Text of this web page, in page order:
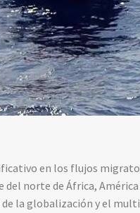
en los flujos
norte de África,
la globalización y el